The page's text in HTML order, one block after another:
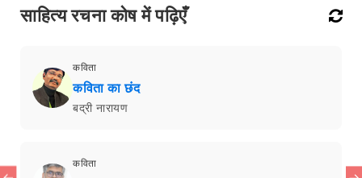
साहित्य रचना कोष में पढ़िएँ
कविता
कविता का छंद
बद्री नारायण
कविता